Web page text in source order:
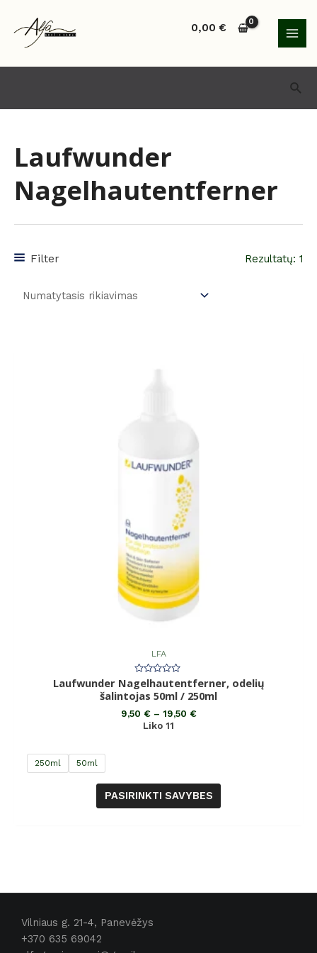
turinio
0,00€
Laufwunder
Nagelhautentferner
Filter Rezultatų: 1
LFA
Įvertinimas:
0
iš
Laufwunder Nagelhautentferner, odelių
šalintojas 50ml / 250ml
9,50 €– 19,50 €
Liko 11
250ml 50ml
PASIRINKTI SAVYBES
Vilniaus g. 21-4, Panevėžys
+370 635 69042